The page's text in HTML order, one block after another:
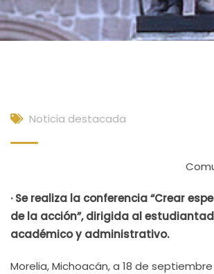
Noticia destacada
· Se realiza la conferencia “Crear
de la acción”, dirigida al
académico y administrativo.
Morelia, Michoacán, a 18 de septiembre